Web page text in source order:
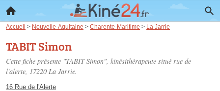
Accueil > Nouvelle-Aquitaine > Charente-Maritime > La Jarrie
TABIT Simon
Cette fiche présente "TABIT Simon", kinésithérapeute situé rue de
l'alerte, 17220 La Jarrie.
16 Rue de l'Alerte